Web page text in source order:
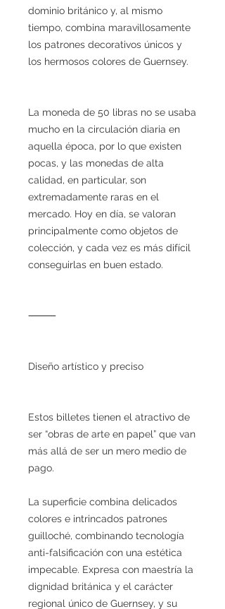
dominio británico y, al mismo
tiempo, combina maravillosamente
los patrones decorativos únicos y
los hermosos colores de Guernsey.
La moneda de 50 libras no se usaba
mucho en la circulación diaria en
aquella época, por lo que existen
pocas, y las monedas de alta
calidad, en particular, son
extremadamente raras en el
mercado. Hoy en día, se valoran
principalmente como objetos de
colección, y cada vez es más difícil
conseguirlas en buen estado.
⸻
Diseño artístico y preciso
Estos billetes tienen el atractivo de
ser “obras de arte en papel” que van
más allá de ser un mero medio de
pago.
La superficie combina delicados
colores e intrincados patrones
guilloché, combinando tecnología
anti-falsificación con una estética
impecable. Expresa con maestría la
dignidad británica y el carácter
regional único de Guernsey, y su